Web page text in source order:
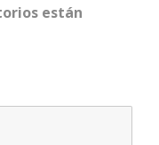
están